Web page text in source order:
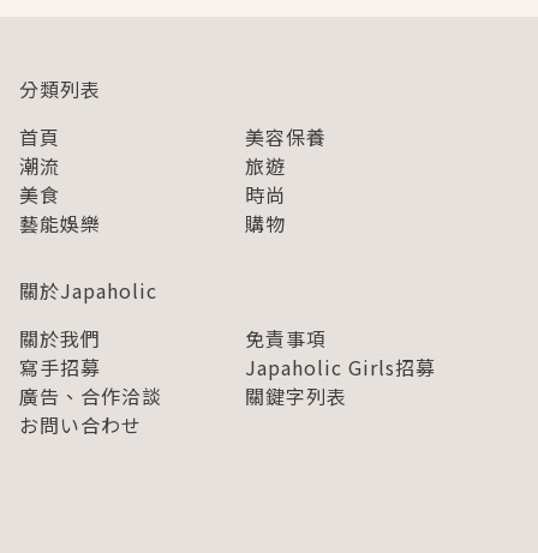
分類列表
首頁
美容保養
潮流
旅遊
美食
時尚
藝能娛樂
購物
關於Japaholic
關於我們
免責事項
寫手招募
Japaholic Girls招募
廣告、合作洽談
關鍵字列表
お問い合わせ